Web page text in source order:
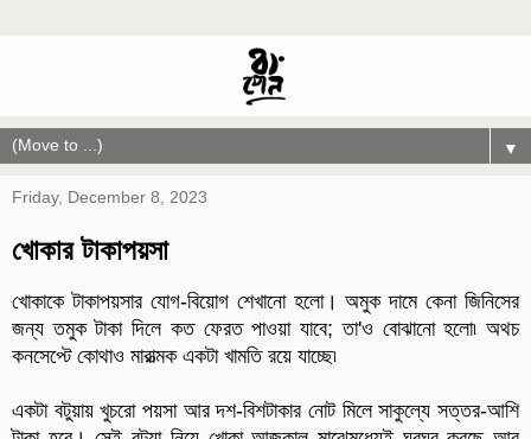
▼
Friday, December 8, 2023
খোকার টাকাপয়সা
খোকাকে টাকাপয়সার যোগ-বিয়োগ শেখানো হলো। অমুক দামে কেনা জিনিসের
জন্য তমুক টাকা দিলে কত ফেরত পাওয়া যাবে; তা'ও বোঝানো হলো৷ অথচ
কনসেপ্টে কোথাও মারাত্মক একটা খামতি রয়ে যাচ্ছে৷
একটা বটুয়ায় খুচরো পয়সা আর দশ-বিশটাকার নোট মিলে সাকুল্যে সত্তর-আশি